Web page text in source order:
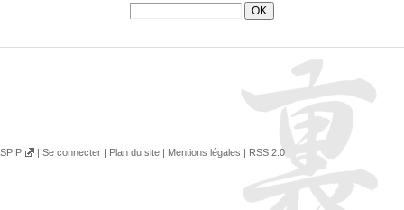
SPIP Se connecter Plan du site Mentions légales RSS 2.0